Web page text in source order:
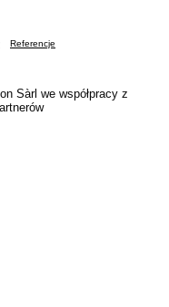
Referencje
Sàrl we współpracy z